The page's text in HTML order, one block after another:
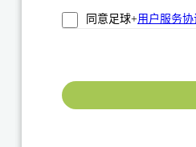
同意足球+用户服务协